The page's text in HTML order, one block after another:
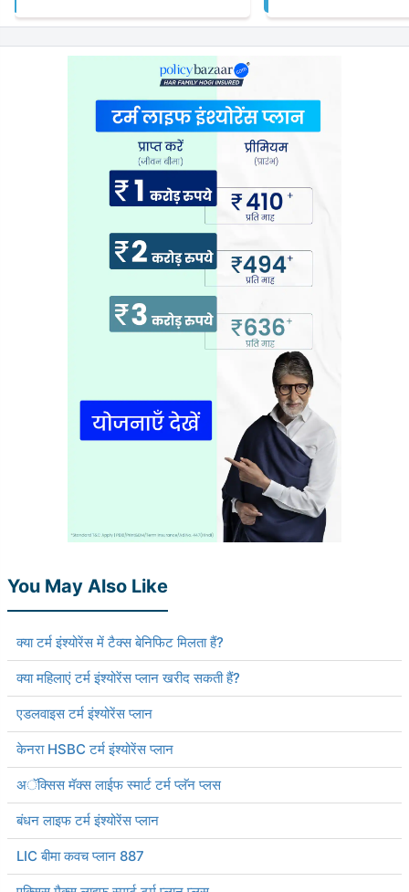
You May Also Like
क्या टर्म इंश्योरेंस में टैक्स बेनिफिट मिलता हैं?
क्या महिलाएं टर्म इंश्योरेंस प्लान खरीद सकती हैं?
एडलवाइस टर्म इंश्योरेंस प्लान
केनरा HSBC टर्म इंश्योरेंस प्लान
अॅक्सिस मॅक्स लाईफ स्मार्ट टर्म प्लॅन प्लस
बंधन लाइफ टर्म इंश्योरेंस प्लान
LIC बीमा कवच प्लान 887